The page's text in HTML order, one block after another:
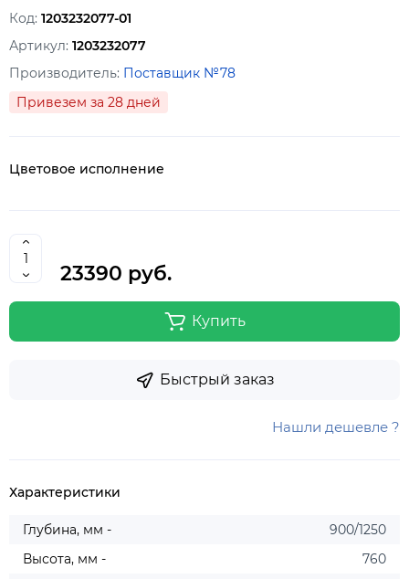
Код: 1203232077-01
Артикул: 1203232077
Производитель: Поставщик №78
Привезем за 28 дней
Цветовое исполнение
23390 руб.
Купить
Быстрый заказ
Нашли дешевле ?
Характеристики
Глубина, мм -
900/1250
Высота, мм -
760